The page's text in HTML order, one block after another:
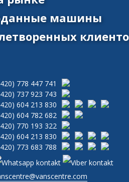
машины
778 447 741
737 923 743
604 213 830
604 782 682
770 193 322
604 213 830
773 683 788